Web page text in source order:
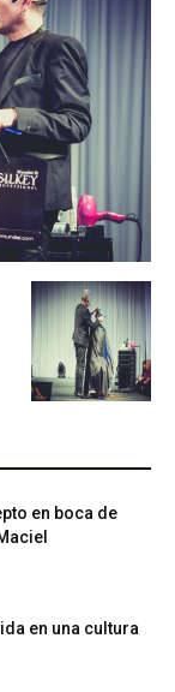
en boca de
en una cultura